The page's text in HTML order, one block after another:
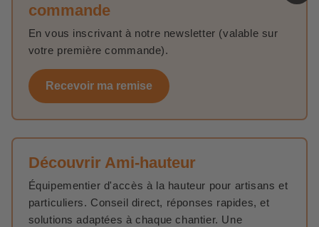
commande
En vous inscrivant à notre newsletter (valable sur
votre première commande).
Recevoir ma remise
Découvrir Ami-hauteur
Équipementier d'accès à la hauteur pour artisans et
particuliers. Conseil direct, réponses rapides, et
solutions adaptées à chaque chantier. Une